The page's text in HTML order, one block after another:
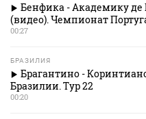
Бенфика - Академику де
(видео). Чемпионат
00:27
БРАЗИЛИЯ
Брагантино -
Бразилии. Тур 22
00:20